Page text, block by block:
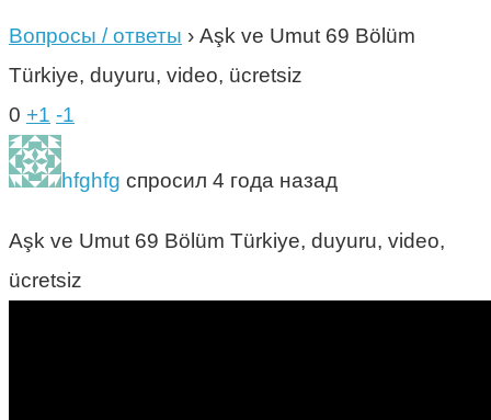
Вопросы / ответы › Aşk ve Umut 69 Bölüm
Türkiye, duyuru, video, ücretsiz
0 +1 -1
hfghfg спросил 4 года назад
Aşk ve Umut 69 Bölüm Türkiye, duyuru, video,
ücretsiz